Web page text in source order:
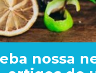
nossa